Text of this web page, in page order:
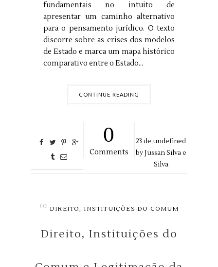
fundamentais no intuito de
apresentar um caminho alternativo
para o pensamento jurídico. O texto
discorre sobre as crises dos modelos
de Estado e marca um mapa histórico
comparativo entre o Estado...
CONTINUE READING
0
Comments
23de,undefined
byJussan Silva e
Silva
in DIREITO, INSTITUIÇÕES DO COMUM
Direito, Instituições do